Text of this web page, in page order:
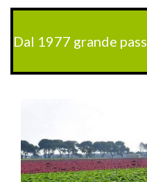
Dal 1977 grande